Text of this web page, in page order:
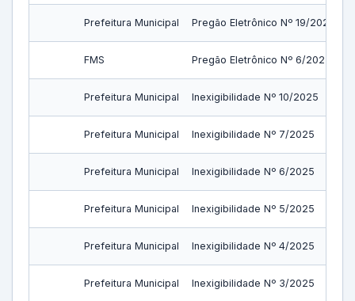
Prefeitura Municipal Pregão Eletrônico Nº 19/2025
FMS Pregão Eletrônico Nº 6/2025
Prefeitura Municipal Inexigibilidade Nº 10/2025
Prefeitura Municipal Inexigibilidade Nº 7/2025
Prefeitura Municipal Inexigibilidade Nº 6/2025
Prefeitura Municipal Inexigibilidade Nº 5/2025
Prefeitura Municipal Inexigibilidade Nº 4/2025
Prefeitura Municipal Inexigibilidade Nº 3/2025